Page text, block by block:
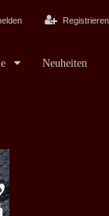
Registrieren
Neuheiten